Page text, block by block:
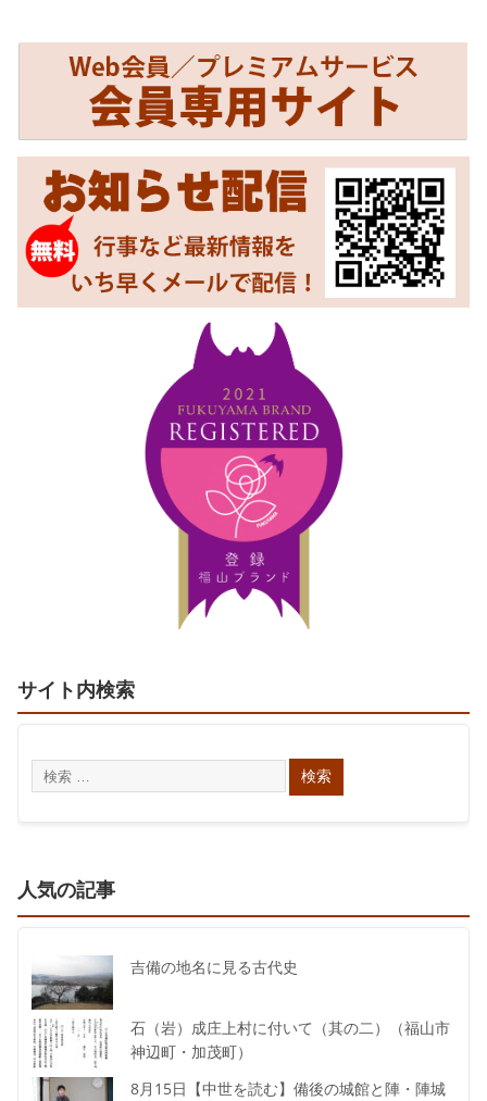
サイト内検索
人気の記事
吉備の地名に見る古代史
石（岩）成庄上村に付いて（其の二）（福山市
神辺町・加茂町）
8月15日【中世を読む】備後の城館と陣・陣城